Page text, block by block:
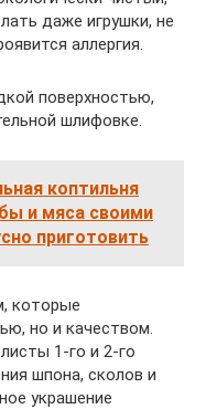
даже игрушки, не
аллергия.
поверхностью,
шлифовке.
коптильня
и мяса своими
приготовить
которые
но и качеством.
1-го и 2-го
шпона, сколов и
украшение